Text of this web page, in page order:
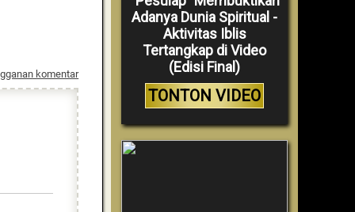
komentar
Adanya Dunia Spiritual -
Aktivitas Iblis
Tertangkap di Video
(Edisi Final)
TONTON VIDEO